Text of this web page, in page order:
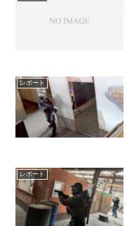
レポート
レポート